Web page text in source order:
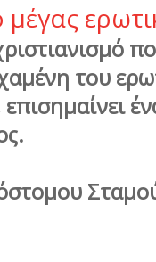
μέγας
του